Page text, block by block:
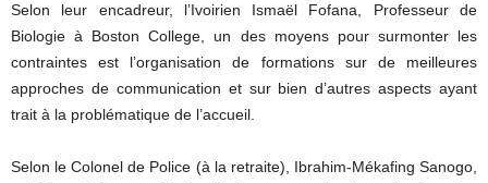
Selon leur encadreur, l’Ivoirien Ismaël Fofana, Professeur de
Biologie à Boston College, un des moyens pour surmonter les
contraintes est l’organisation de formations sur de meilleures
approches de communication et sur bien d’autres aspects ayant
trait à la problématique de l’accueil.
Selon le Colonel de Police (à la retraite), Ibrahim-Mékafing Sanogo,